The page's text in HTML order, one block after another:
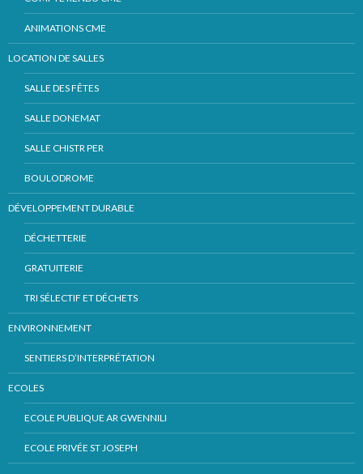
ANIMATIONS CME
LOCATION DE SALLES
SALLE DES FÊTES
SALLE DONEMAT
SALLE CHISTR PER
BOULODROME
DÉVELOPPEMENT DURABLE
DÉCHETTERIE
GRATUITERIE
TRI SÉLECTIF ET DÉCHETS
ENVIRONNEMENT
SENTIERS D’INTERPRÉTATION
ECOLES
ECOLE PUBLIQUE AR GWENNILI
ECOLE PRIVÉE ST JOSEPH